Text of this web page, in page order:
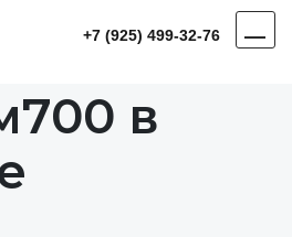
+7 (925) 499-32-76
в